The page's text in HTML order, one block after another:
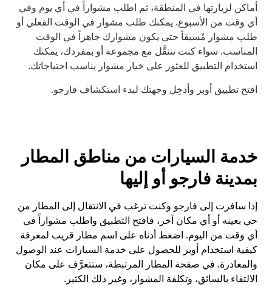
أماكن لزيارتها في المنطقة، ثم اطلب مشواراً في أي يوم وفي
أي وقت من الأسبوع. يمكنك طلب مشوار في الوقت الفعلي أو
طلب مشوار مُسبقاً حتى يكون مشوارك جاهزاً في الوقت
المناسب. سواء كنت تتنقَّل مع مجموعة أو بمفردك، يمكنك
استخدام التطبيق للعثور على خيار مشوار يناسب احتياجاتك.
افتح تطبيق أوبر وأدخِل وجهتك لبدء استكشاف فارجو.
خدمة السيارات من مناطق المطار
بمدينة فارجو أو إليها
إذا سافرت إلى فارجو وكنت ترغب في الانتقال إلى المطار من
حي بعينه أو أي مكان آخر، فافتح التطبيق واطلب مشواراً في
أي وقت من اليوم. اضغط أدناه على اسم مطار قريب لمعرفة
كيفية استخدام أوبر للحصول على خدمة السيارات عند الوصول
والمغادرة. في صفحة المطار المرتبطة، ستتعرَّف على مكان
الالتقاء بالسائق، وتكلفة المشوار، وغير ذلك الكثير.